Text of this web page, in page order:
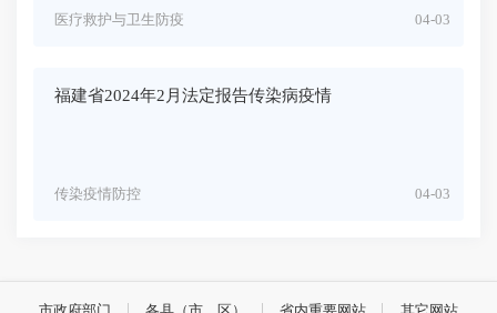
04-03
医疗救护与卫生防疫
福建省2024年2月法定报告传染病疫情
04-03
传染疫情防控